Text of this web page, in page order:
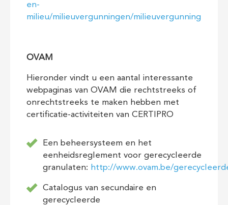
en-
milieu/milieuvergunningen/milieuvergunning
OVAM
Hieronder vindt u een aantal interessante
webpaginas van OVAM die rechtstreeks of
onrechtstreeks te maken hebben met
certificatie-activiteiten van CERTIPRO
Een beheersysteem en het
eenheidsreglement voor gerecycleerde
granulaten: http://www.ovam.be/
Catalogus van secundaire en
gerecycleerde